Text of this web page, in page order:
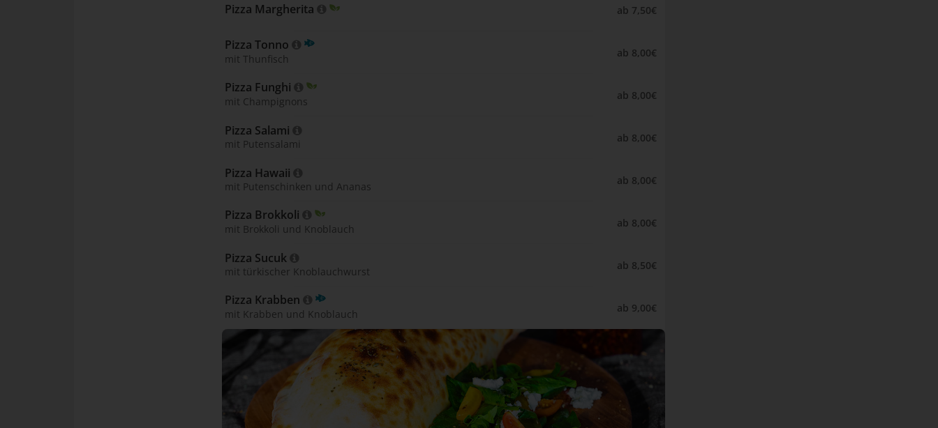
Pizza Margherita ab 7,50€
Pizza Tonno
mit Thunfisch
ab 8,00€
Pizza Funghi
mit Champignons
ab 8,00€
Pizza Salami
mit Putensalami ab 8,00€
Pizza Hawaii
mit Putenschinken und Ananas ab 8,00€
Pizza Brokkoli
mit Brokkoli und Knoblauch
ab 8,00€
Pizza Sucuk
mit türkischer Knoblauchwurst ab 8,50€
Pizza Krabben
mit Krabben und Knoblauch
ab 9,00€